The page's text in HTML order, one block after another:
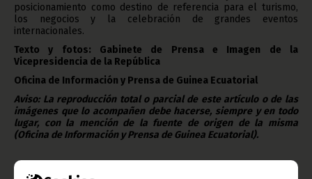
posicionamiento como destino de referencia para el turismo,
los negocios y la celebración de grandes eventos
internacionales.
Texto y fotos: Gabinete de Prensa e Imagen de la
Vicepresidencia de la República
Oficina de Información y Prensa de Guinea Ecuatorial
Aviso: La reproducción total o parcial de este artículo o de las
imágenes que lo acompañen debe hacerse, siempre y en todo
lugar, con la mención de la fuente de origen de la misma
(Oficina de Información y Prensa de Guinea Ecuatorial).